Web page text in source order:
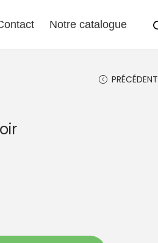
Notre catalogue
PRÉCÉDENT